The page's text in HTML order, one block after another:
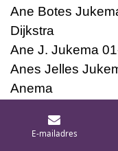
Ane Botes
Dijkstra
Ane J. Jukema
Anes Jelles
Anema
Elizabeth
E-mailadres